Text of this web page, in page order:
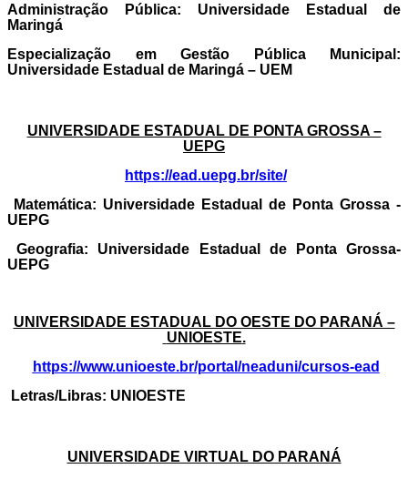
Administração Pública: Universidade Estadual de
Maringá
Especialização em Gestão Pública Municipal :
Universidade Estadual de Maringá – UEM
UNIVERSIDADE ESTADUAL DE PONTA GROSSA –
UEPG
https://ead.uepg.br/site/
Matemática: Universidade Estadual de Ponta Grossa -
UEPG
Geografia: Universidade Estadual de Ponta Grossa-
UEPG
UNIVERSIDADE ESTADUAL DO OESTE DO PARANÁ –
UNIOESTE.
https://www.unioeste.br/portal/neaduni/cursos-ead
Letras/Libras: UNIOESTE
UNIVERSIDADE VIRTUAL DO PARANÁ